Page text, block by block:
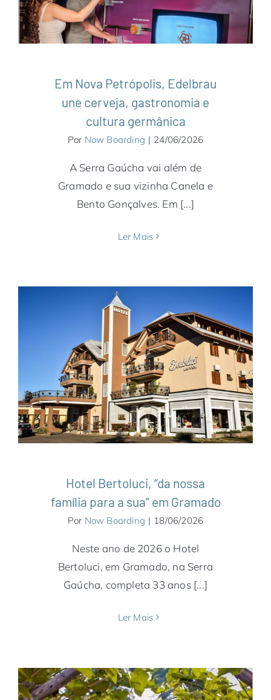
Sul
Serra Gaúcha
Em Nova Petrópolis, Edelbrau
une cerveja, gastronomia e
cultura germânica
Por Now Boarding | 24/06/2026
A Serra Gaúcha vai além de
Gramado e sua vizinha Canela e
Bento Gonçalves. Em [...]
Ler Mais
Hotel Bertoluci, “da nossa família para a
sua” em Gramado
América do Sul Brasil Gramado
Hotéis &
Resorts Notícias Rio Grande do Sul Serra
Gaúcha
Hotel Bertoluci, “da nossa
família para a sua” em Gramado
Por Now Boarding | 18/06/2026
Neste ano de 2026 o Hotel
Bertoluci, em Gramado, na Serra
Gaúcha, completa 33 anos [...]
Ler Mais